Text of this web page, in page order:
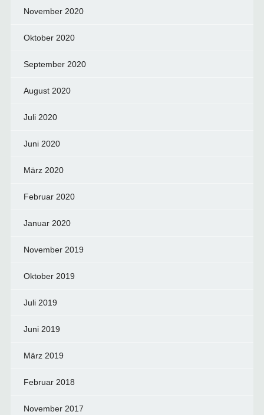
November 2020
Oktober 2020
September 2020
August 2020
Juli 2020
Juni 2020
März 2020
Februar 2020
Januar 2020
November 2019
Oktober 2019
Juli 2019
Juni 2019
März 2019
Februar 2018
November 2017